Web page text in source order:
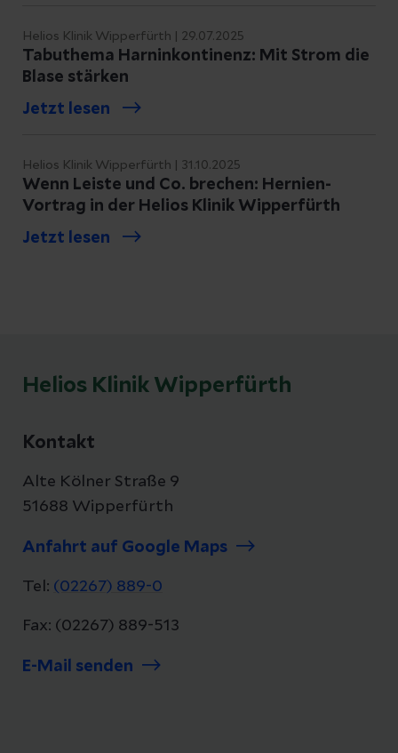
Helios Klinik Wipperfürth | 29.07.2025
Tabuthema Harninkontinenz: Mit Strom die
Blase stärken
Jetzt lesen
Helios Klinik Wipperfürth | 31.10.2025
Wenn Leiste und Co. brechen: Hernien-
Vortrag in der Helios Klinik Wipperfürth
Jetzt lesen
Helios Klinik Wipperfürth
Kontakt
Alte Kölner Straße 9
51688 Wipperfürth
Anfahrt auf Google Maps
Tel: (02267) 889-0
Fax: (02267) 889-513
E-Mail senden